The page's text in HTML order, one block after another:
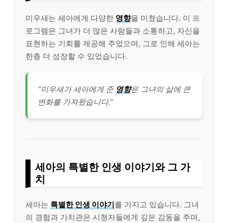
미우새는 세아에게 다양한 영향을 미쳤습니다. 이 프
로그램은 그녀가 더 많은 사람들과 소통하고, 자신을
표현하는 기회를 제공해 주었으며, 그로 인해 세아는
한층 더 성장할 수 있었습니다.
“미우새가 세아에게 준 영향은 그녀의 삶에 큰
변화를 가져왔습니다.”
세아의 특별한 인생 이야기와 그 가
치
세아는 특별한 인생 이야기를 가지고 있습니다. 그녀
의 경험과 가치관은 시청자들에게 깊은 감동을 주며,